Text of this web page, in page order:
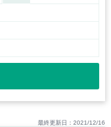
最終更新日：2021/12/16